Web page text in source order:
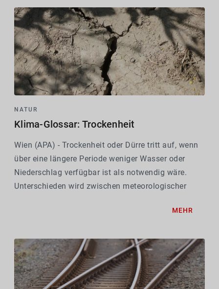
NATUR
Klima-Glossar: Trockenheit
Wien (APA) - Trockenheit oder Dürre tritt auf, wenn
über eine längere Periode weniger Wasser oder
Niederschlag verfügbar ist als notwendig wäre.
Unterschieden wird zwischen meteorologischer
landwirtschaftlicher Trockenheit, also trockenen
MEHR